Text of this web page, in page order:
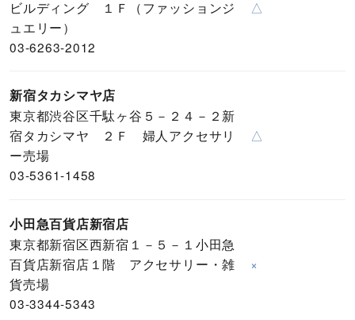
ビルディング １Ｆ（ファッションジ
ュエリー）
03-6263-2012
△
新宿タカシマヤ店
東京都渋谷区千駄ヶ谷５－２４－２新
宿タカシマヤ ２Ｆ 婦人アクセサリ
ー売場
03-5361-1458
△
小田急百貨店新宿店
東京都新宿区西新宿１－５－１小田急
百貨店新宿店１階 アクセサリー・雑
貨売場
03-3344-5343
×